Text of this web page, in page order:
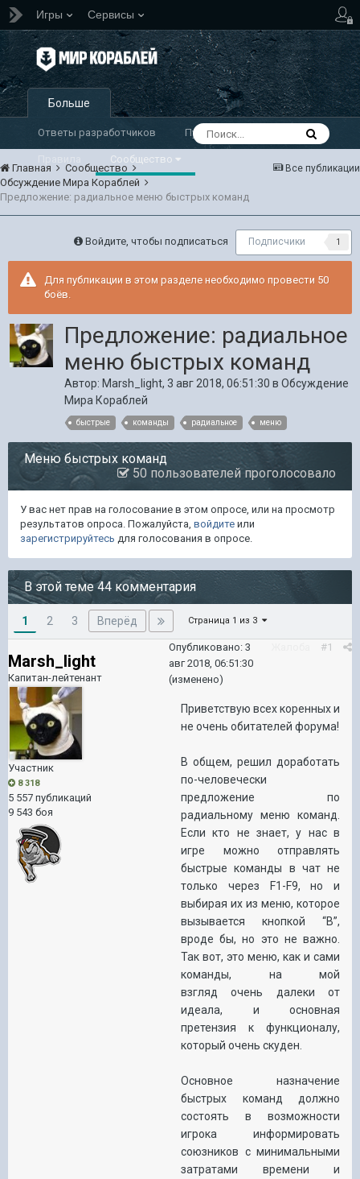
Игры Сервисы
Больше
Ответы разработчиков Публикации
Сообщество
Все публикации
Главная
Сообщество
Обсуждение Мира Кораблей
Предложение: радиальное меню быстрых команд
Войдите, чтобы подписаться Подписчики 1
Для публикации в этом разделе необходимо провести 50
боёв.
Предложение: радиальное
меню быстрых команд
Автор: Marsh_light, 3 авг 2018, 06:51:30 в Обсуждение
Мира Кораблей
быстрые команды радиальное меню
Меню быстрых команд
50 пользователей проголосовало
У вас нет прав на голосование в этом опросе, или на просмотр
результатов опроса. Пожалуйста, войдите или
зарегистрируйтесь для голосования в опросе.
В этой теме 44 комментария
1 2 3 Вперёд Страница 1 из 3
Marsh_light
Капитан-лейтенант
Участник
8 318
5 557 публикаций
9 543 боя
#1
Опубликовано: 3
авг 2018, 06:51:30
(изменено)
Приветствую всех коренных и
не очень обитателей форума!
В общем, решил доработать
по-человечески
предложение по
радиальному меню команд.
Если кто не знает, у нас в
игре можно отправлять
быстрые команды в чат не
только через F1-F9, но и
выбирая их из меню, которое
вызывается кнопкой “B”,
вроде бы, но это не важно.
Так вот, это меню, как и сами
команды, на мой
взгляд очень далеки от
идеала, и основная
претензия к функционалу,
который очень скуден.
Основное назначение
быстрых команд должно
состоять в возможности
игрока информировать
союзников с минимальными
затратами времени и